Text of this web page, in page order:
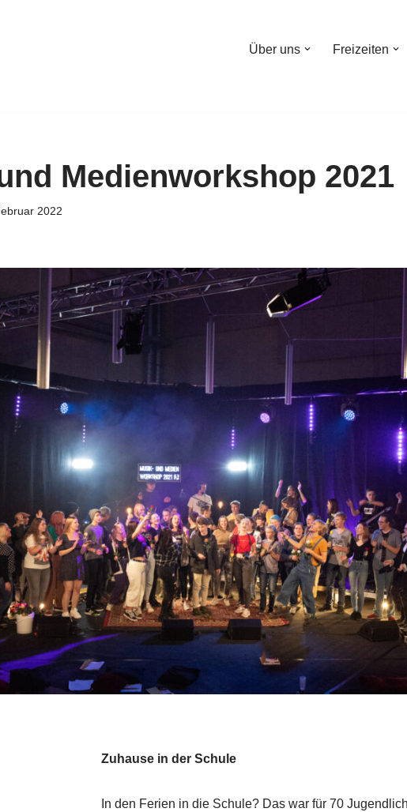
Über uns Freizeiten
Medienworkshop 2021
2022
Zuhause in der Schule
In den Ferien in die Schule? Das war für 70